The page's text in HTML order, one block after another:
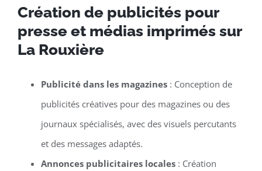
Création de publicités pour
presse et médias imprimés sur
La Rouxière
Publicité dans les magazines: Conception de
publicités créatives pour des magazines ou des
journaux spécialisés, avec des visuels percutants
et des messages adaptés.
Annonces publicitaires locales: Création